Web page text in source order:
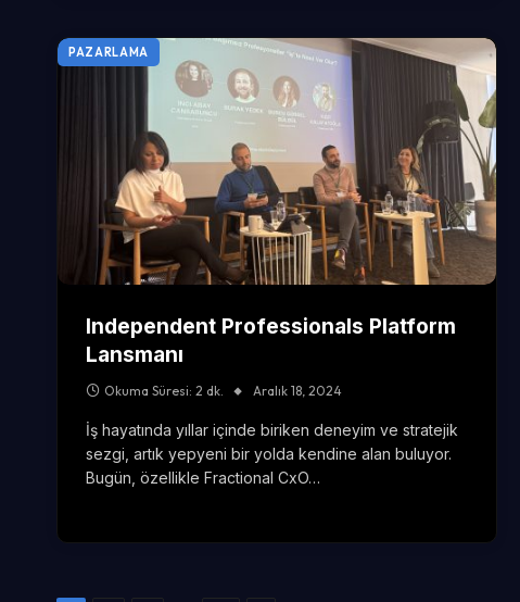
PAZARLAMA
Independent Professionals Platform
Lansmanı
Okuma Süresi: 2 dk. Aralık 18, 2024
İş hayatında yıllar içinde biriken deneyim ve stratejik
sezgi, artık yepyeni bir yolda kendine alan buluyor.
Bugün, özellikle Fractional CxO…